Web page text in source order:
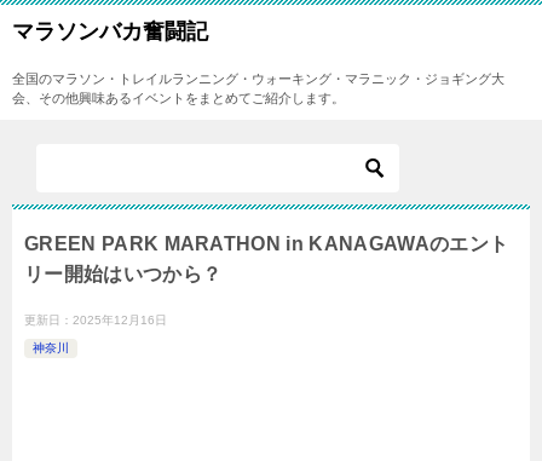
マラソンバカ奮闘記
全国のマラソン・トレイルランニング・ウォーキング・マラニック・ジョギング大
会、その他興味あるイベントをまとめてご紹介します。
GREEN PARK MARATHON in KANAGAWAのエント
リー開始はいつから？
更新日： 2025年12月16日
神奈川